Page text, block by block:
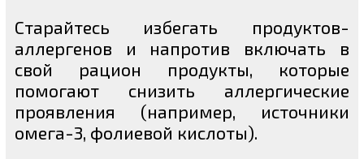
Старайтесь избегать продуктов-
аллергенов и напротив включать в
свой рацион продукты, которые
помогают снизить аллергические
проявления (например, источники
омега-3, фолиевой кислоты).